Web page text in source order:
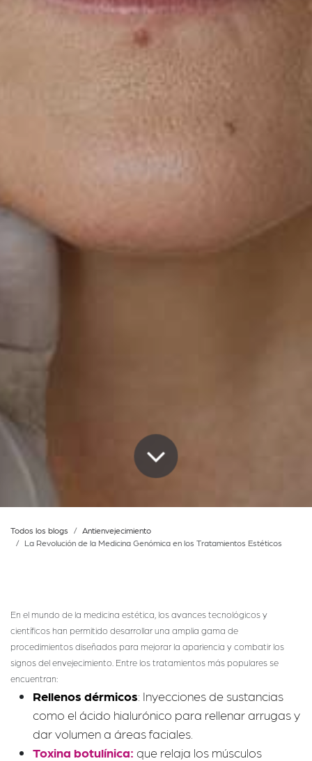
Todos los blogs
Antienvejecimiento
La Revolución de la Medicina Genómica en los Tratamientos Estéticos
En el mundo de la medicina estética, los avances tecnológicos y
científicos han permitido desarrollar una amplia gama de
procedimientos diseñados para mejorar la apariencia y combatir los
signos del envejecimiento. Entre los tratamientos más populares se
encuentran:
Rellenos dérmicos: Inyecciones de sustancias
como el ácido hialurónico para rellenar arrugas y
dar volumen a áreas faciales.
Toxina botulínica: que relaja los músculos